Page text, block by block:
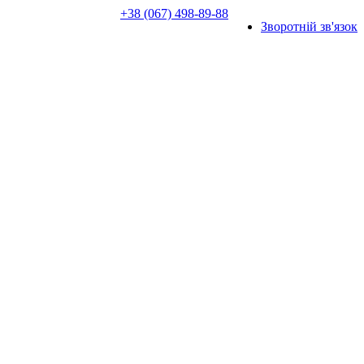
+38 (067) 498-89-88
Зворотній зв'язок